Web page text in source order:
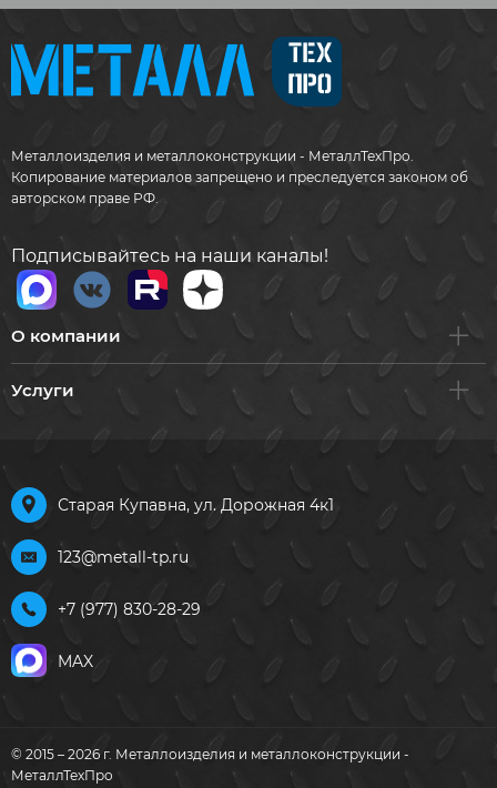
Металлоизделия и металлоконструкции - МеталлТехПро.
Копирование материалов запрещено и преследуется законом об
авторском праве РФ.
Подписывайтесь на наши каналы!
О компании
Услуги
Старая Купавна, ул. Дорожная 4к1
123@metall-tp.ru
+7 (977) 830-28-29
MAX
© 2015 – 2026 г. Металлоизделия и металлоконструкции -
МеталлТехПро